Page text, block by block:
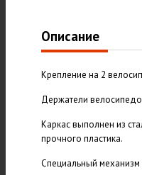
Описание
Крепление на 2
Держатели
Каркас выполнен из
прочного пластика.
Специальный механизм